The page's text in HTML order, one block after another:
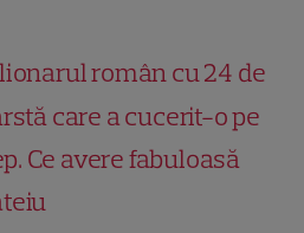
român cu 24 de
care a cucerit-o pe
Ce avere fabuloasă